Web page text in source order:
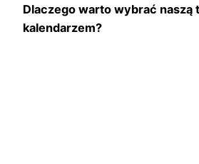
Dlaczego warto wybrać naszą
kalendarzem?